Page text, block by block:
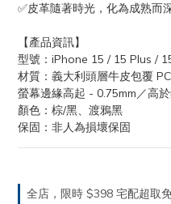
✅皮革隨著時光，化為成熟而
【產品資訊】
型號：iPhone 15 / 15 Plus /
材質：義大利頭層牛皮包覆
螢幕邊緣高起 - 0.75mm／高
顏色：棕/黑、渡鴉黑
保固：非人為損壞保固
全店，限時 $398 宅配超取